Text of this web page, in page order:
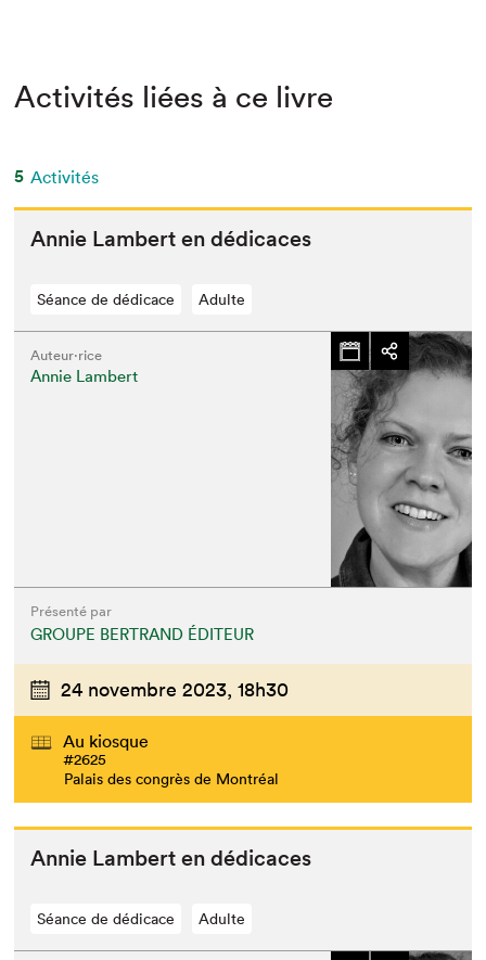
Activités liées à ce livre
5 Activités
Annie Lam­bert en dédicaces
Séance de dédicace Adulte
Auteur·rice
Annie Lambert
Présenté par
GROUPE BERTRAND ÉDITEUR
24 novembre 2023, 18h30
Au kiosque
#2625
Palais des congrès de Montréal
Annie Lam­bert en dédicaces
Séance de dédicace Adulte